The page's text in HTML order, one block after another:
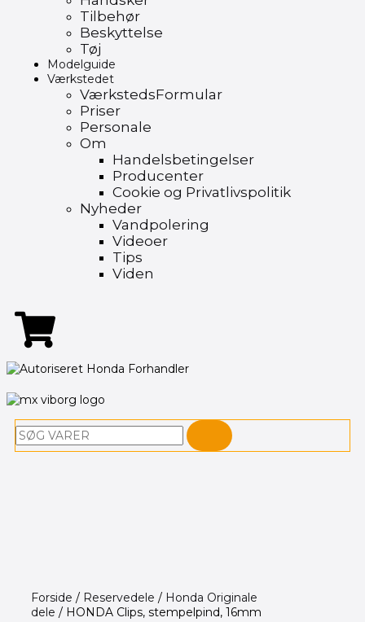
Tilbehør
Beskyttelse
Tøj
Modelguide
Værkstedet
VærkstedsFormular
Priser
Personale
Om
Handelsbetingelser
Producenter
Cookie og Privatlivspolitik
Nyheder
Vandpolering
Videoer
Tips
Viden
Søg
Forside / Reservedele / Honda Originale
dele / HONDA Clips, stempelpind, 16mm